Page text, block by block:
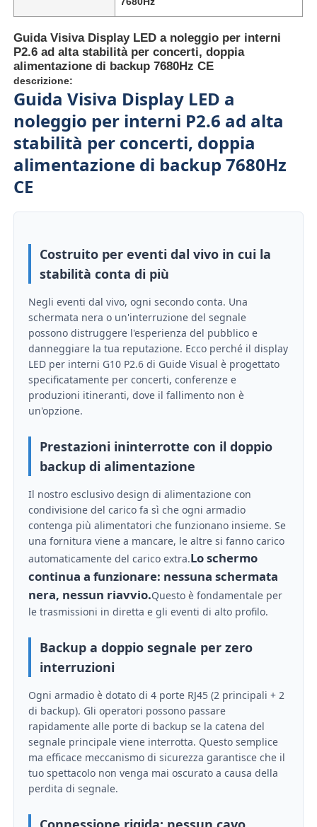
Casa.
Prodotti
Video
Chi Siamo
Visita alla fabbrica
Controllo di qualità
Contattaci
Notizie
Chiedi un preventivo
Display a parete video a LED
Schermata del display LED
Noleggio di schermi a LED
Muro video a LED COB
Display LED trasparente
Guida Visiva Display LED a noleggio per interni
P2.6 ad alta stabilità per concerti, doppia
alimentazione di backup 7680Hz CE
descrizione:
Guida Visiva Display LED a
noleggio per interni P2.6 ad alta
stabilità per concerti, doppia
alimentazione di backup 7680Hz
CE
Costruito per eventi dal vivo in cui la
stabilità conta di più
Negli eventi dal vivo, ogni secondo conta. Una
schermata nera o un'interruzione del segnale
possono distruggere l'esperienza del pubblico e
danneggiare la tua reputazione. Ecco perché il display
LED per interni G10 P2.6 di Guide Visual è progettato
specificatamente per concerti, conferenze e
produzioni itineranti, dove il fallimento non è
un'opzione.
Prestazioni ininterrotte con il doppio
backup di alimentazione
Il nostro esclusivo design di alimentazione con
condivisione del carico fa sì che ogni armadio
contenga più alimentatori che funzionano insieme. Se
una fornitura viene a mancare, le altre si fanno carico
automaticamente del carico extra.Lo schermo
continua a funzionare: nessuna schermata
nera, nessun riavvio.Questo è fondamentale per
le trasmissioni in diretta e gli eventi di alto profilo.
Backup a doppio segnale per zero
interruzioni
Ogni armadio è dotato di 4 porte RJ45 (2 principali + 2
di backup). Gli operatori possono passare
rapidamente alle porte di backup se la catena del
segnale principale viene interrotta. Questo semplice
ma efficace meccanismo di sicurezza garantisce che il
tuo spettacolo non venga mai oscurato a causa della
perdita di segnale.